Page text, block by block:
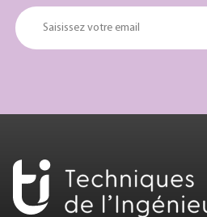
Saisissez votre email